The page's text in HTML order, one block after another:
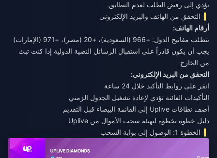
تؤدي إلى رفض الطلب لعدم التطابق.
التحقق من الهاتف والبريد الإلكتروني
أرقام الهاتف:
تتطلب مفاتيح الدول: +966 (السعودية)، +20 (مصر)، +971 (الإمارات)
يجب أن يكون قادراً على استقبال الرسائل النصية الدولية إذا كنت تبث
من الخارج
التحقق من البريد الإلكتروني:
انقر على روابط التأكيد خلال 24 ساعة
التأكيدات الفائتة تؤدي لإعادة تشغيل الجدول الزمني
أضف نطاقات Uplive إلى القائمة البيضاء قبل التقديم
دليل خطوة بخطوة لتهيئة سحب الأموال من Uplive
الخطوة 1: الوصول إلى بوابة السحب